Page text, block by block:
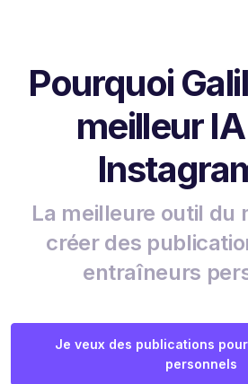
Pourquoi
meilleur
La meilleure outil du
créer des
entraîneurs
Je veux des publications
personnels